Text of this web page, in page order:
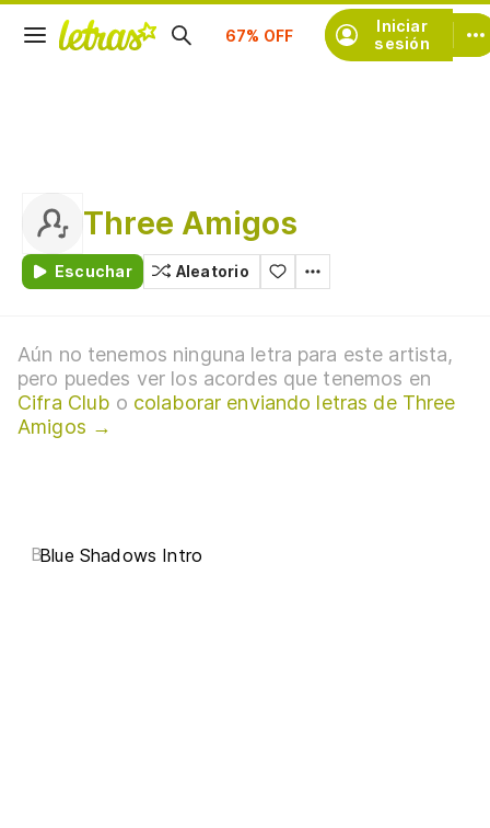
Iniciar
sesión
Suscríbete
Three Amigos
Escuchar Aleatorio
Aún no tenemos ninguna letra para este artista,
pero puedes ver los acordes que tenemos en
Cifra Club o colaborar enviando letras de Three
Amigos →
BBlue Shadows Intro